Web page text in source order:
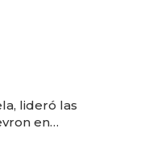
lideró las
en